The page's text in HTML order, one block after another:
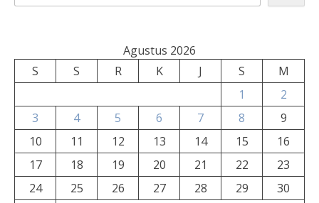
Agustus 2026
S
S R K J S
M
1
2
3
4 5 6 7 8
9
10
11 12 13 14 15
16
17
18 19 20 21 22
23
24
25 26 27 28 29
30